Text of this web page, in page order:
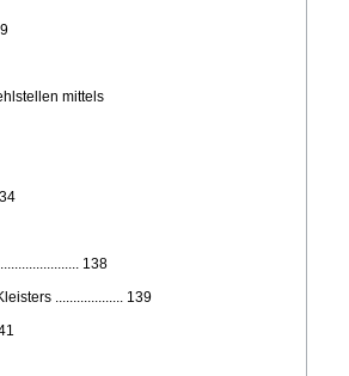
mittels
138
................... 139